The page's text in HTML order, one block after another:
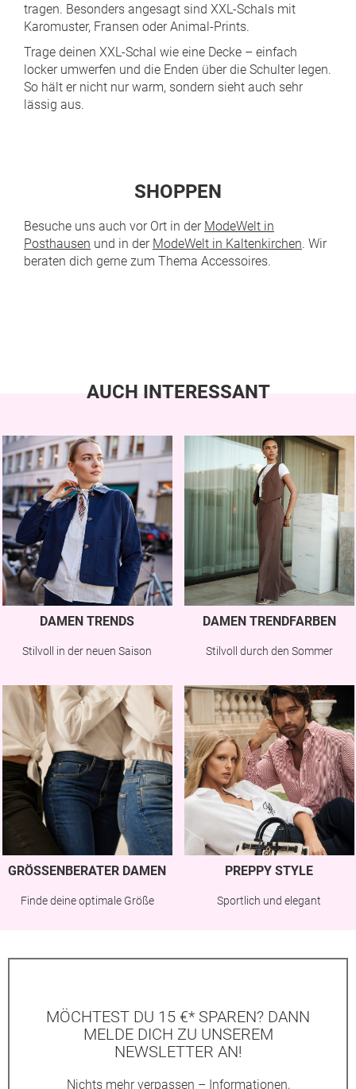
tragen. Besonders angesagt sind XXL-Schals mit
Karomuster, Fransen oder Animal-Prints.
Trage deinen XXL-Schal wie eine Decke – einfach
locker umwerfen und die Enden über die Schulter legen.
So hält er nicht nur warm, sondern sieht auch sehr
lässig aus.
SHOPPEN
Besuche uns auch vor Ort in der ModeWelt in
Posthausen und in der ModeWelt in Kaltenkirchen. Wir
beraten dich gerne zum Thema Accessoires.
AUCH INTERESSANT
DAMEN TRENDS
Stilvoll in der neuen Saison
DAMEN TRENDFARBEN
Stilvoll durch den Sommer
GRÖSSENBERATER DAMEN
Finde deine optimale Größe
PREPPY STYLE
Sportlich und elegant
MÖCHTEST DU 15 €* SPAREN? DANN
MELDE DICH ZU UNSEREM
NEWSLETTER AN!
Nichts mehr verpassen – Informationen,